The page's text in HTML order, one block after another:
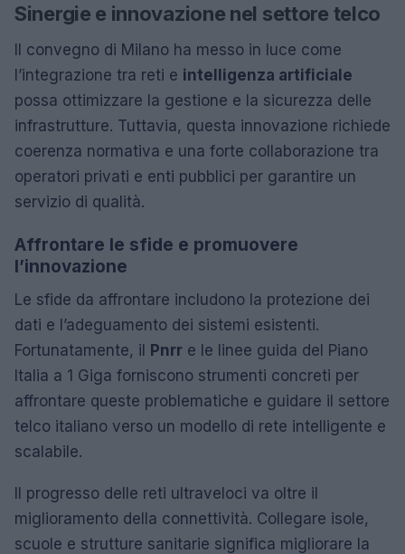
Sinergie e innovazione nel settore telco
Il convegno di Milano ha messo in luce come
l’integrazione tra reti e intelligenza artificiale
possa ottimizzare la gestione e la sicurezza delle
infrastrutture. Tuttavia, questa innovazione richiede
coerenza normativa e una forte collaborazione tra
operatori privati e enti pubblici per garantire un
servizio di qualità.
Affrontare le sfide e promuovere
l’innovazione
Le sfide da affrontare includono la protezione dei
dati e l’adeguamento dei sistemi esistenti.
Fortunatamente, il Pnrr e le linee guida del Piano
Italia a 1 Giga forniscono strumenti concreti per
affrontare queste problematiche e guidare il settore
telco italiano verso un modello di rete intelligente e
scalabile.
Il progresso delle reti ultraveloci va oltre il
miglioramento della connettività. Collegare isole,
scuole e strutture sanitarie significa migliorare la